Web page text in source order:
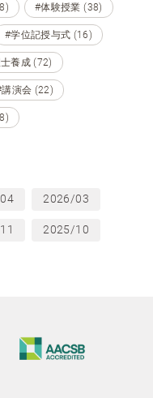
#体験授業 (38)
#学位記授与式 (16)
養成 (72)
演会 (22)
2026/03
2025/10